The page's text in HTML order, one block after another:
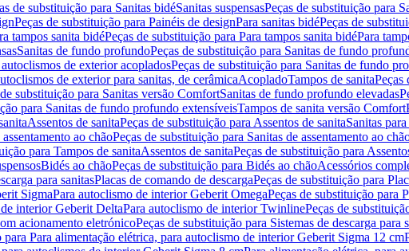
de substituição para Sanitas bidéSanitas suspensasPeças de substituição para
Peças de substituição para Painéis de designPara sanitas bidéPeças de
tampos sanita bidéPeças de substituição para Para tampos sanita bidéPara
Sanitas de fundo profundoPeças de substituição para Sanitas de fundo
de exterior acopladosPeças de substituição para Sanitas de fundo
de exterior para sanitas, de cerâmicaAcopladoTampos de sanitaPeças
substituição para Sanitas versão ComfortSanitas de fundo profundo elevadas
para Sanitas de fundo profundo extensíveisTampos de sanita versão Comfort
Assentos de sanitaPeças de substituição para Assentos de sanitaSanitas
assentamento ao chãoPeças de substituição para Sanitas de assentamento ao
para Tampos de sanitaAssentos de sanitaPeças de substituição para
Bidés ao chãoPeças de substituição para Bidés ao chãoAcessórios
para sanitasPlacas de comando de descargaPeças de substituição para
SigmaPara autoclismo de interior Geberit OmegaPeças de substituição para
interior Geberit DeltaPara autoclismo de interior TwinlinePeças de
acionamento eletrónicoPeças de substituição para Sistemas de descarga
para Para alimentação elétrica, para autoclismo de interior Geberit Sigma 12 cm